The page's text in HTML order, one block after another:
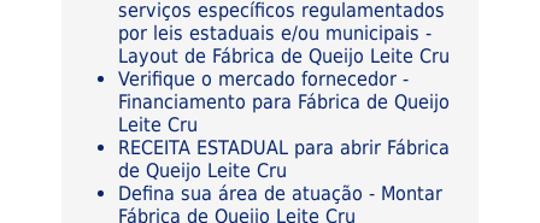
serviços específicos regulamentados
por leis estaduais e/ou municipais -
Layout de Fábrica de Queijo Leite Cru
Verifique o mercado fornecedor -
Financiamento para Fábrica de Queijo
Leite Cru
RECEITA ESTADUAL para abrir Fábrica
de Queijo Leite Cru
Defina sua área de atuação - Montar
Fábrica de Queijo Leite Cru